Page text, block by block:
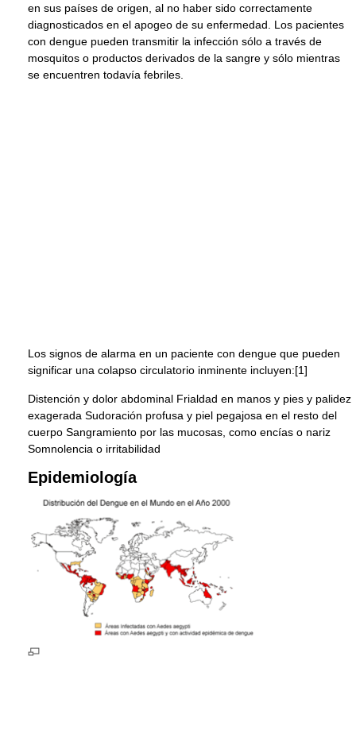
en sus países de origen, al no haber sido correctamente
diagnosticados en el apogeo de su enfermedad. Los pacientes
con dengue pueden transmitir la infección sólo a través de
mosquitos o productos derivados de la sangre y sólo mientras
se encuentren todavía febriles.
Los signos de alarma en un paciente con dengue que pueden
significar una colapso circulatorio inminente incluyen:[1]
Distención y dolor abdominal Frialdad en manos y pies y palidez
exagerada Sudoración profusa y piel pegajosa en el resto del
cuerpo Sangramiento por las mucosas, como encías o nariz
Somnolencia o irritabilidad
Epidemiología